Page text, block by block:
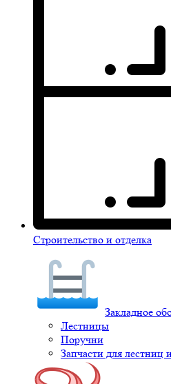
Строительство и отделка
Закладное
Лестницы
Поручни
Запчасти для лестниц